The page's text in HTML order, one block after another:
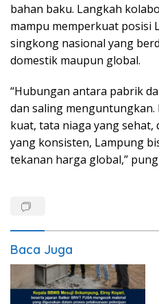
bahan baku. Langkah
mampu memperkuat posisi
singkong nasional yang
domestik maupun global.
“Hubungan antara pabrik
dan saling
kuat, tata niaga yang
yang konsisten, Lampung
tekanan harga global,”
Baca Juga